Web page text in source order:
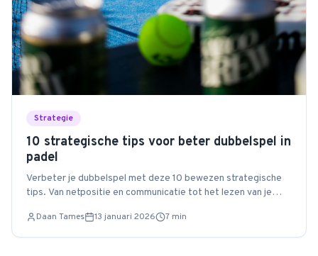
Strategie
10 strategische tips voor beter dubbelspel in
padel
Verbeter je dubbelspel met deze 10 bewezen strategische
tips. Van netpositie en communicatie tot het lezen van je
Daan Tames 13 januari 2026 7 min